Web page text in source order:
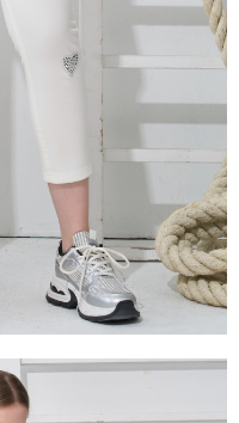
先享後付」服務完成之交
並將交易相關給付款項請求債
：
或監護人之同意方可使用
之損失，本公司不負相關責
別帳號之用戶狀況，依本公司即
之情形，本公司將視審查結果
註冊。若發現惡意使用之情形，
使用額度並採取法律行動。